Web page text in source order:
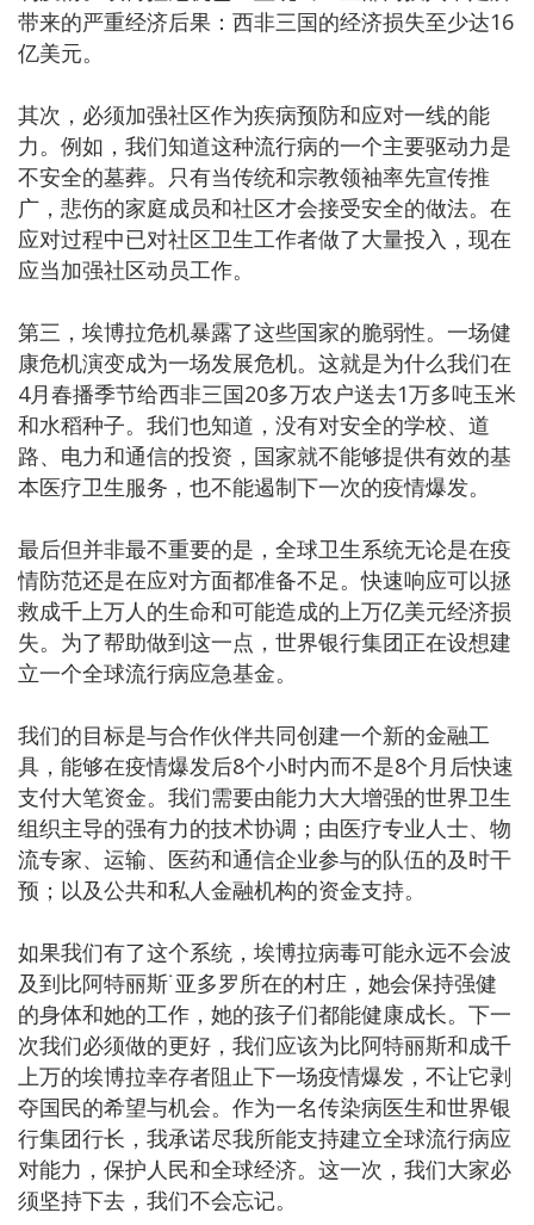
带来的严重经济后果：西非三国的经济损失至少达16
亿美元。
其次，必须加强社区作为疾病预防和应对一线的能
力。例如，我们知道这种流行病的一个主要驱动力是
不安全的墓葬。只有当传统和宗教领袖率先宣传推
广，悲伤的家庭成员和社区才会接受安全的做法。在
应对过程中已对社区卫生工作者做了大量投入，现在
应当加强社区动员工作。
第三，埃博拉危机暴露了这些国家的脆弱性。一场健
康危机演变成为一场发展危机。这就是为什么我们在
4月春播季节给西非三国20多万农户送去1万多吨玉米
和水稻种子。我们也知道，没有对安全的学校、道
路、电力和通信的投资，国家就不能够提供有效的基
本医疗卫生服务，也不能遏制下一次的疫情爆发。
最后但并非最不重要的是，全球卫生系统无论是在疫
情防范还是在应对方面都准备不足。快速响应可以拯
救成千上万人的生命和可能造成的上万亿美元经济损
失。为了帮助做到这一点，世界银行集团正在设想建
立一个全球流行病应急基金。
我们的目标是与合作伙伴共同创建一个新的金融工
具，能够在疫情爆发后8个小时内而不是8个月后快速
支付大笔资金。我们需要由能力大大增强的世界卫生
组织主导的强有力的技术协调；由医疗专业人士、物
流专家、运输、医药和通信企业参与的队伍的及时干
预；以及公共和私人金融机构的资金支持。
如果我们有了这个系统，埃博拉病毒可能永远不会波
及到比阿特丽斯˙亚多罗所在的村庄，她会保持强健
的身体和她的工作，她的孩子们都能健康成长。下一
次我们必须做的更好，我们应该为比阿特丽斯和成千
上万的埃博拉幸存者阻止下一场疫情爆发，不让它剥
夺国民的希望与机会。作为一名传染病医生和世界银
行集团行长，我承诺尽我所能支持建立全球流行病应
对能力，保护人民和全球经济。这一次，我们大家必
须坚持下去，我们不会忘记。